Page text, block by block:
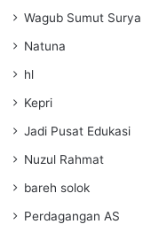
Wagub Sumut Surya
Natuna
hl
Kepri
Jadi Pusat Edukasi
Nuzul Rahmat
bareh solok
Perdagangan AS